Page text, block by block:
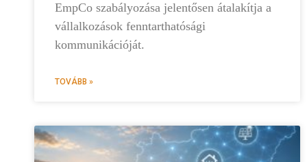
EmpCo szabályozása jelentősen átalakítja a
vállalkozások fenntarthatósági
kommunikációját.
TOVÁBB »